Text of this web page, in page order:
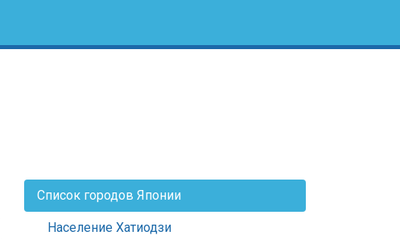
Список городов Японии
Население Хатиодзи